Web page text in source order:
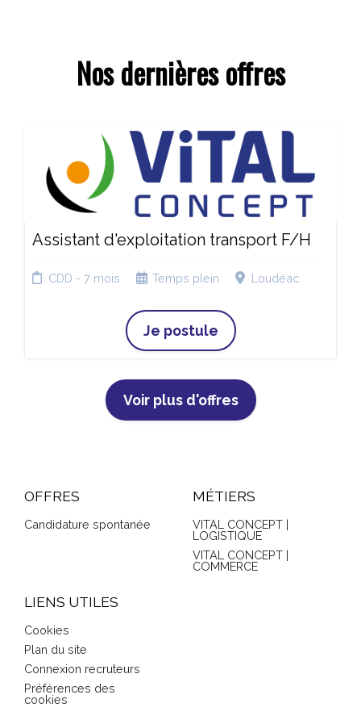
Nos dernières offres
Assistant d'exploitation transport F/H
CDD - 7 mois Temps plein Loudéac
Je postule
Voir plus d'offres
OFFRES
Candidature spontanée
MÉTIERS
VITAL CONCEPT |
LOGISTIQUE
VITAL CONCEPT |
COMMERCE
LIENS UTILES
Cookies
Plan du site
Connexion recruteurs
Préférences des
cookies